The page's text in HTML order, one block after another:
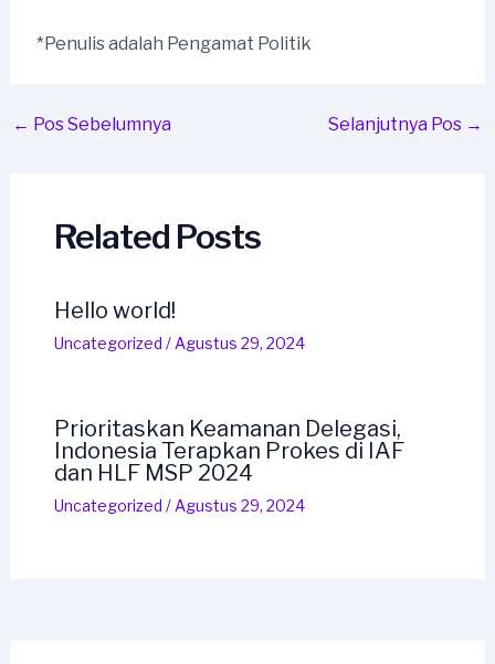
*Penulis adalah Pengamat Politik
Post
← Pos Sebelumnya Selanjutnya Pos →
Related Posts
Hello world!
Uncategorized / Agustus 29, 2024
Prioritaskan Keamanan Delegasi,
Indonesia Terapkan Prokes di IAF
dan HLF MSP 2024
Uncategorized / Agustus 29, 2024